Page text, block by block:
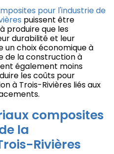
pour l'industrie de
puissent être
produire que les
durabilité et leur
un choix économique à
de la construction à
également moins
les coûts pour
à Trois-Rivières liés aux
composites
la
Rivières